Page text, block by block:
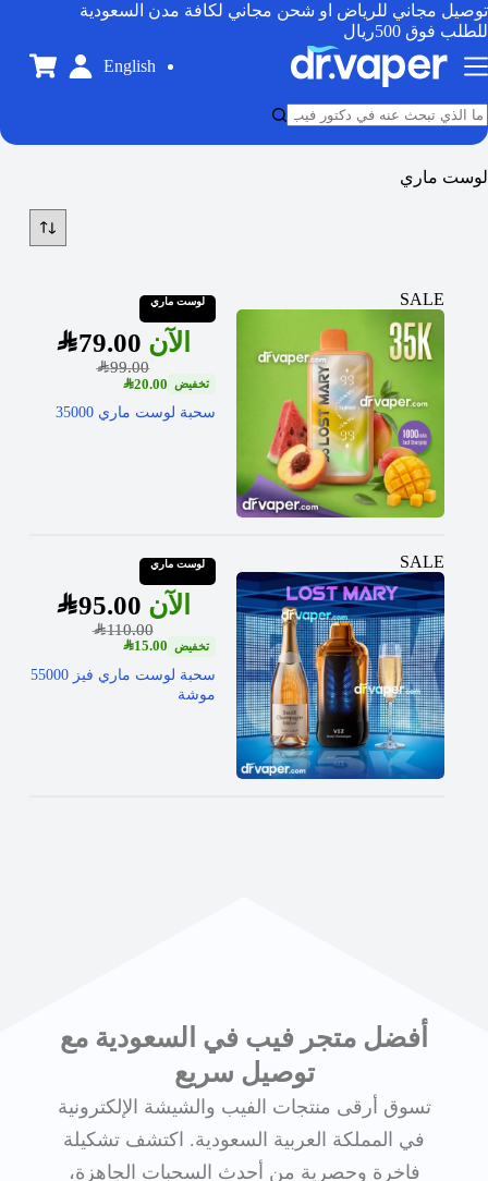
توصيل مجاني للرياض او شحن مجاني لكافة مدن السعودية
للطلب فوق 500ريال
English
لوست ماري
SALE لوست ماري
SAR99.00
SAR79.00
SAR20.00
سحبة لوست ماري 35000
SALE لوست ماري
SAR110.00
SAR95.00
SAR15.00
سحبة لوست ماري فيز 55000
موشة
أفضل متجر فيب في السعودية مع
توصيل سريع
تسوق أرقى منتجات الفيب والشيشة الإلكترونية
في المملكة العربية السعودية. اكتشف تشكيلة
فاخرة وحصرية من أحدث السحبات الجاهزة،